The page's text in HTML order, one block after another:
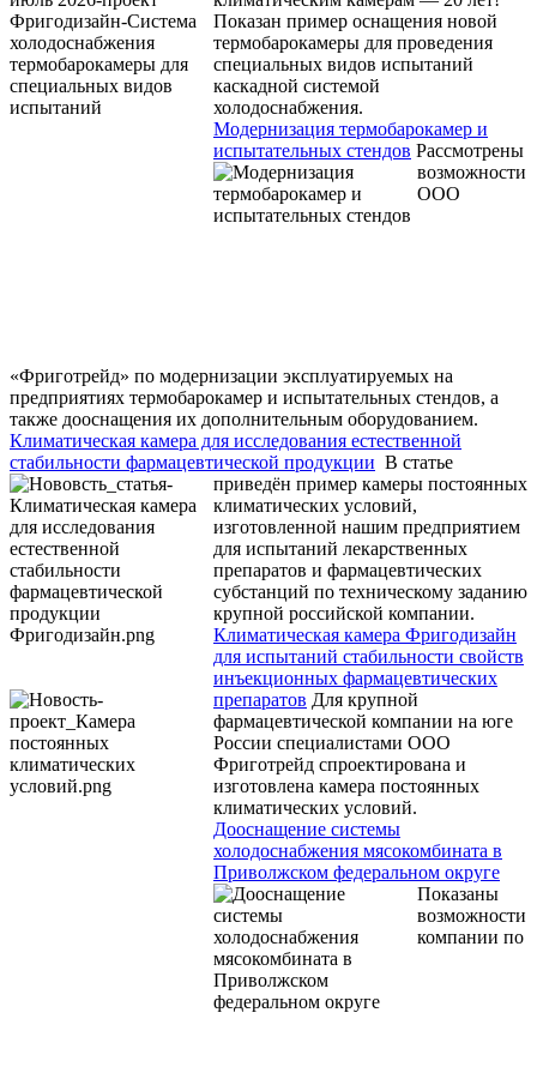
Показан пример оснащения новой
термобарокамеры для проведения
специальных видов испытаний
каскадной системой
холодоснабжения.
Модернизация термобарокамер и
испытательных стендов Рассмотрены
возможности
ООО
«Фриготрейд» по модернизации эксплуатируемых на
предприятиях термобарокамер и испытательных стендов, а
также дооснащения их дополнительным оборудованием.
Климатическая камера для исследования естественной
стабильности фармацевтической продукции В статье
приведён пример камеры постоянных
климатических условий,
изготовленной нашим предприятием
для испытаний лекарственных
препаратов и фармацевтических
субстанций по техническому заданию
крупной российской компании.
Климатическая камера Фригодизайн
для испытаний стабильности свойств
инъекционных фармацевтических
препаратов Для крупной
фармацевтической компании на юге
России специалистами ООО
Фриготрейд спроектирована и
изготовлена камера постоянных
климатических условий.
Дооснащение системы
холодоснабжения мясокомбината в
Приволжском федеральном округе
Показаны
возможности
компании по